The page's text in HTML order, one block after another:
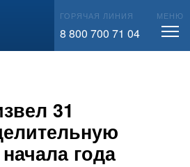
ГОРЯЧАЯ ЛИНИЯ
8 800 700 71 04
МЕНЮ
31
года